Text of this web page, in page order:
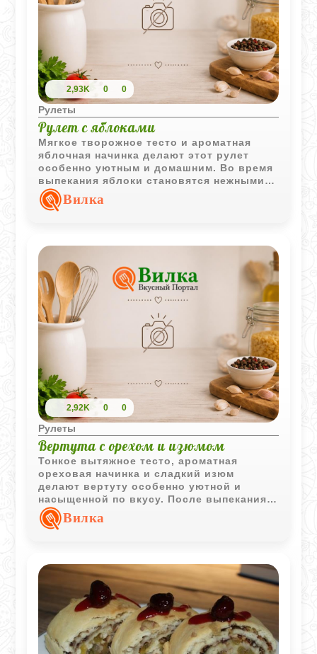
2,93K 0 0
Рулеты
Рулет с яблоками
Мягкое творожное тесто и ароматная
яблочная начинка делают этот рулет
особенно уютным и домашним. Во время
выпекания яблоки становятся нежными, а
корочка приятно подрумянивается.
Вилка
2,92K 0 0
Рулеты
Вертута с орехом и изюмом
Тонкое вытяжное тесто, ароматная
ореховая начинка и сладкий изюм
делают вертуту особенно уютной и
насыщенной по вкусу. После выпекания
рулет получается хрустящим снаружи и
мягким внутри.
Вилка